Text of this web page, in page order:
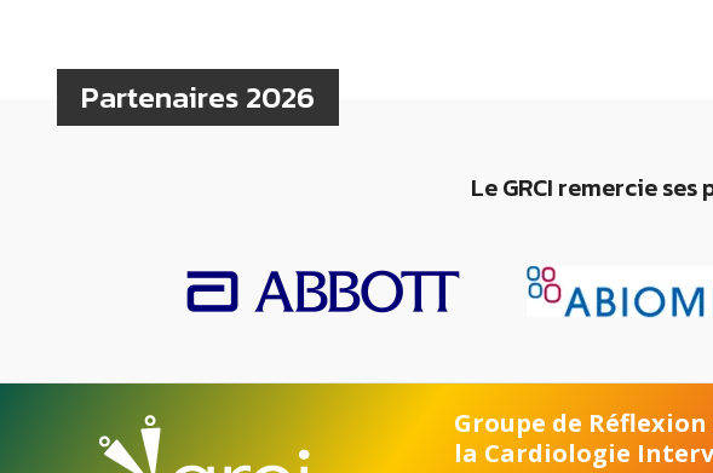
Partenaires 2026
Le GRCI remercie
Groupe de Réflexion
la Cardiologie